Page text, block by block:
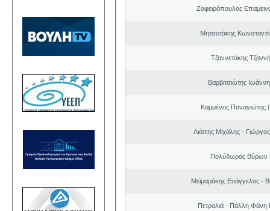
Ζαφειρόπουλος
Μητσοτάκης
Τζαννετάκης
Βαρβιτσιώτης
Καμμένος Παναγιώτης
Λιάπης Μιχάλης -
Πολύδωρας Βύρων
Μεϊμαράκης Ευάγγελος -
Πετραλιά - Πάλλη Φάνη